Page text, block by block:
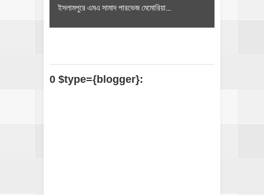
ইসলামপুরে এমএ সামাদ পারভেজ মেমোরিয়া...
0 $type={blogger}: